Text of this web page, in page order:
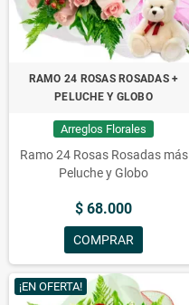
RAMO 24 ROSAS ROSADAS +
PELUCHE Y GLOBO
Arreglos Florales
Ramo 24 Rosas Rosadas más
Peluche y Globo
$ 68.000
COMPRAR
¡EN OFERTA!